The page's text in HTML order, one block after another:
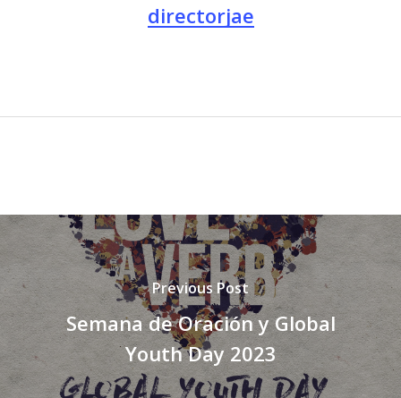
directorjae
Previous Post
Semana de Oración y Global
Youth Day 2023